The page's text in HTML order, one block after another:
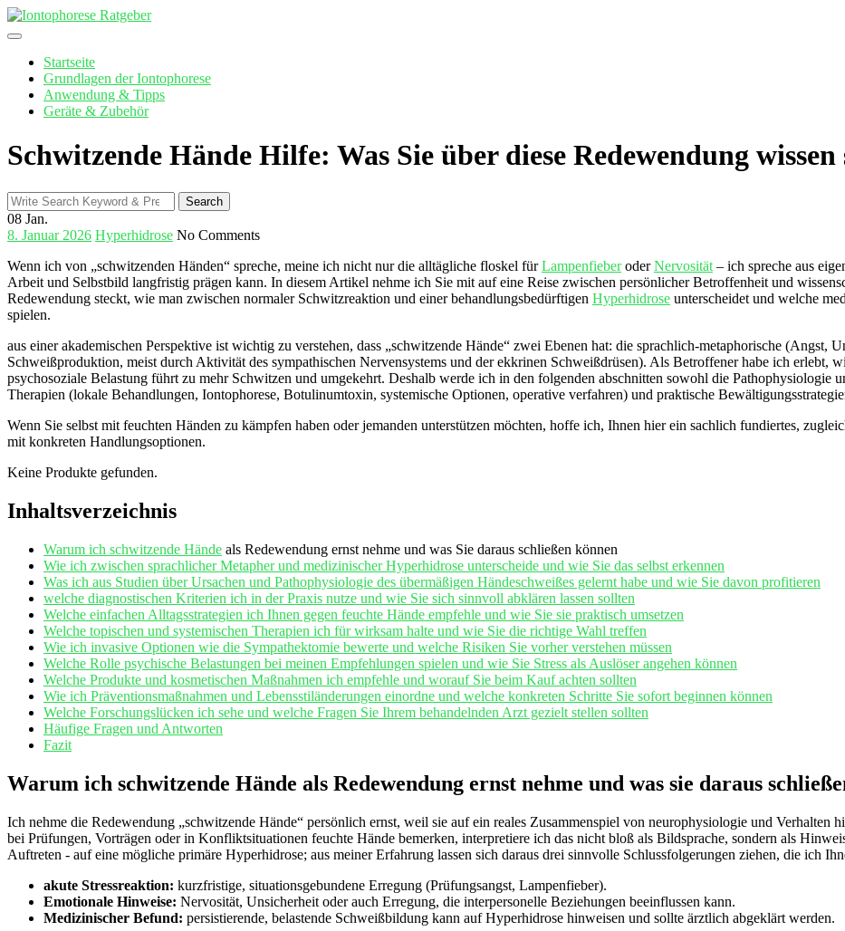
Skip
to
Startseite
Grundlagen der Iontophorese
Anwendung & Tipps
Geräte & Zubehör
Schwitzende Hände Hilfe: Was Sie über diese Redewendung
Search
for:
Search
08 Jan.
8. Januar 2026 Hyperhidrose No Comments
Wenn⁤ ich von „schwitzenden ⁣Händen“ ⁣spreche, meine ich ‍nicht ​nur die alltägliche floskel fürLampenfieber​ oderNervosität – ich⁣ spreche aus⁢
Arbeit und Selbstbild ​langfristig prägen kann. In diesem ⁢Artikel nehme​ ich Sie mit auf eine Reise ⁣zwischen persönlicher ‍Betroffenheit und
Redewendung steckt,⁤ wie man zwischen normaler ‍Schwitzreaktion ⁣und einer behandlungsbedürftigen‌ Hyperhidrose ⁣unterscheidet und welche
spielen.
aus ⁣einer ‍akademischen⁢ Perspektive‍ ist wichtig zu verstehen, dass „schwitzende ⁤Hände“ zwei Ebenen hat: die sprachlich-metaphorische ​(Angst,
Schweißproduktion, meist durch⁤ Aktivität‍ des sympathischen Nervensystems und der ekkrinen Schweißdrüsen).‌ Als Betroffener habe ich ⁤erlebt,
‌psychosoziale Belastung führt zu mehr Schwitzen und umgekehrt. Deshalb werde ich ⁢in den ​folgenden‍ abschnitten sowohl ⁣die Pathophysiologie
Therapien (lokale ⁣Behandlungen, ⁣Iontophorese, Botulinumtoxin, systemische​ Optionen,‌ operative verfahren)⁣ und ‌praktische
Wenn ‍Sie selbst mit feuchten Händen zu kämpfen haben⁢ oder⁤ jemanden ⁤unterstützen ​möchten,⁤ hoffe‌ ich, Ihnen hier‍ ein sachlich fundiertes,
mit ⁣konkreten Handlungsoptionen.
Keine Produkte gefunden.
Inhaltsverzeichnis
Warum ich ‍ schwitzende Hände ​ als Redewendung ernst nehme ⁤und was ‌Sie daraus schließen können
Wie⁤ ich zwischen sprachlicher Metapher und medizinischer Hyperhidrose‍ unterscheide und wie Sie ‌das selbst erkennen
Was⁤ ich ‌aus Studien ⁣über⁣ Ursachen und Pathophysiologie des übermäßigen Händeschweißes gelernt habe und wie Sie davon profitieren
welche diagnostischen‌ Kriterien ich​ in der⁤ Praxis nutze und wie⁤ Sie ⁣sich sinnvoll abklären lassen sollten
Welche einfachen Alltagsstrategien ⁤ich Ihnen gegen ⁢feuchte Hände empfehle und wie Sie sie praktisch ⁤umsetzen
Welche topischen und systemischen Therapien ich für wirksam halte⁢ und wie Sie die ⁤richtige Wahl treffen
Wie ⁤ich invasive Optionen wie die Sympathektomie‍ bewerte und‍ welche Risiken Sie vorher verstehen müssen
Welche Rolle psychische ⁣Belastungen ​bei ⁢meinen Empfehlungen spielen und wie Sie Stress als ‌Auslöser angehen können
Welche Produkte ‌und‍ kosmetischen Maßnahmen ich empfehle und worauf Sie beim Kauf achten‌ sollten
Wie ich Präventionsmaßnahmen und⁤ Lebensstiländerungen ‌einordne und ⁣welche konkreten Schritte Sie sofort‍ beginnen können
Welche Forschungslücken ich sehe und welche Fragen Sie Ihrem behandelnden Arzt gezielt stellen sollten
Häufige Fragen‌ und Antworten
Fazit
Warum ich schwitzende ⁢Hände als Redewendung ernst nehme und ⁤was sie daraus
Ich nehme die Redewendung​ „schwitzende Hände“ persönlich‍ ernst, weil ⁣sie auf ein reales Zusammenspiel von neurophysiologie und Verhalten
bei⁤ Prüfungen, Vorträgen oder in‌ Konfliktsituationen​ feuchte Hände bemerken, interpretiere⁢ ich das nicht bloß ‍als Bildsprache, sondern als
Auftreten -‍ auf eine mögliche primäre Hyperhidrose; aus meiner Erfahrung ‌lassen sich daraus⁤ drei sinnvolle ⁢Schlussfolgerungen⁢ ziehen, die ich
akute Stressreaktion: kurzfristige, ⁢situationsgebundene Erregung (Prüfungsangst, ​Lampenfieber).
Emotionale Hinweise: Nervosität, Unsicherheit oder auch Erregung, ‍die interpersonelle ⁤Beziehungen ​beeinflussen kann.
Medizinischer Befund: persistierende, belastende​ Schweißbildung kann auf Hyperhidrose hinweisen⁣ und⁣ sollte ärztlich abgeklärt werden.